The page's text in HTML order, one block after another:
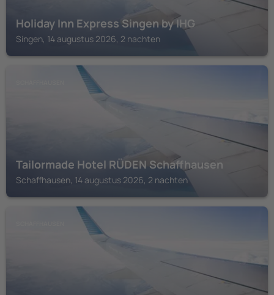
Holiday Inn Express Singen by IHG
Singen, 14 augustus 2026, 2 nachten
Tailormade Hotel RÜDEN Schaffhausen
Schaffhausen, 14 augustus 2026, 2 nachten